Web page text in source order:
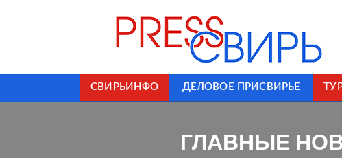
СВИРЬИНФО ДЕЛОВОЕ ПРИСВИРЬЕ
ГЛАВНЫЕ